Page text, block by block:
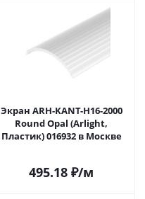
Экран ARH-KANT-H16-2000
Round Opal (Arlight,
Пластик) 016932 в Москве
495.18 ₽/м